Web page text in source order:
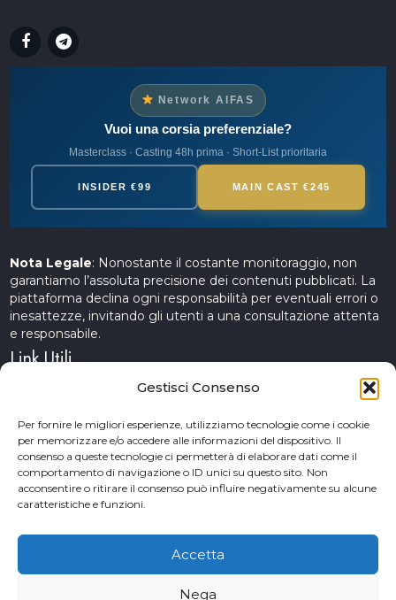
Gestisci Consenso
Per fornire le migliori esperienze, utilizziamo tecnologie come i cookie
per memorizzare e/o accedere alle informazioni del dispositivo. Il
consenso a queste tecnologie ci permetterà di elaborare dati come il
comportamento di navigazione o ID unici su questo sito. Non
acconsentire o ritirare il consenso può influire negativamente su alcune
caratteristiche e funzioni.
Accetta
Nega
Network AIFAS
Vuoi una corsia preferenziale?
Masterclass · Casting 48h prima · Short-List prioritaria
INSIDER €99 MAIN CAST €245
Nota Legale: Nonostante il costante monitoraggio, non
garantiamo l’assoluta precisione dei contenuti pubblicati. La
piattaforma declina ogni responsabilità per eventuali errori o
inesattezze, invitando gli utenti a una consultazione attenta
e responsabile.
Link Utili
Servizi Cinematografici
CercAttori
Accademia Arte e Spettacolo